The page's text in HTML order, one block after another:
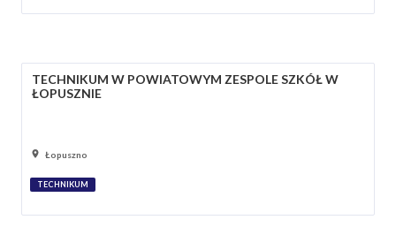
TECHNIKUM W POWIATOWYM ZESPOLE SZKÓŁ W
ŁOPUSZNIE
Łopuszno
TECHNIKUM